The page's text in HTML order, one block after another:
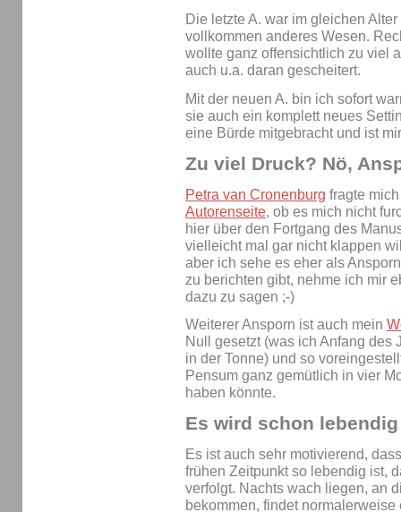
Die letzte A. war im gleichen
vollkommen anderes Wesen.
wollte ganz offensichtlich zu viel
auch u.a. daran gescheitert.
Mit der neuen A. bin ich sofort
sie auch ein komplett neues
eine Bürde mitgebracht und ist
Zu viel Druck? Nö,
Petra van Cronenburg fragte
Autorenseite, ob es mich nicht
hier über den Fortgang des
vielleicht mal gar nicht klappen
aber ich sehe es eher als
zu berichten gibt, nehme ich mir
dazu zu sagen ;-)
Weiterer Ansporn ist auch mein
Null gesetzt (was ich Anfang des
in der Tonne) und so
Pensum ganz gemütlich in vier
haben könnte.
Es wird schon lebendig
Es ist auch sehr motivierend,
frühen Zeitpunkt so lebendig ist,
verfolgt. Nachts wach liegen, an
bekommen, findet